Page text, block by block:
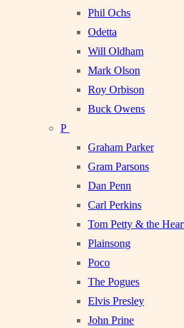
Phil Ochs
Odetta
Will Oldham
Mark Olson
Roy Orbison
Buck Owens
P
Graham Parker
Gram Parsons
Dan Penn
Carl Perkins
Tom Petty & the
Plainsong
Poco
The Pogues
Elvis Presley
John Prine